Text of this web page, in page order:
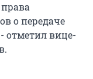
о передаче
отметил вице-